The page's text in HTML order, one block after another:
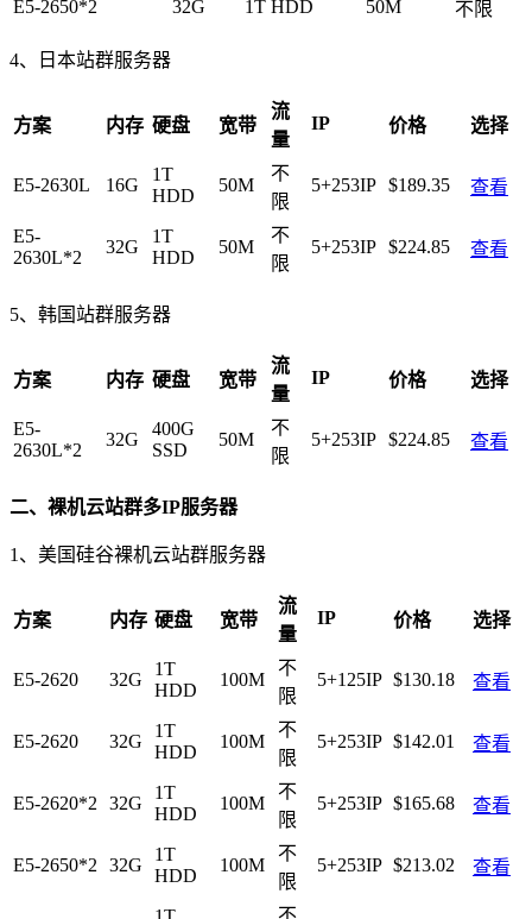
E5-2650*2
32G 1T HDD 50M 不限
4、日本站群服务器
方案 内存 硬盘 宽带
流
量
IP 价格 选择
E5-2630L 16G
1T
HDD
50M
不
限
5+253IP $189.35 查看
E5-
2630L*2
32G
1T
HDD
50M
不
限
5+253IP $224.85 查看
5、韩国站群服务器
方案 内存 硬盘 宽带
流
量
IP 价格 选择
E5-
2630L*2
32G
400G
SSD
50M
不
限
5+253IP $224.85 查看
二、裸机云站群多IP服务器
1、美国硅谷裸机云站群服务器
方案 内存 硬盘 宽带
流
量
IP 价格 选择
E5-2620 32G
1T
HDD
100M
不
限
5+125IP $130.18 查看
E5-2620 32G
1T
HDD
100M
不
限
5+253IP $142.01 查看
E5-2620*2 32G
1T
HDD
100M
不
限
5+253IP $165.68 查看
E5-2650*2 32G
1T
HDD
100M
不
限
5+253IP $213.02 查看
不